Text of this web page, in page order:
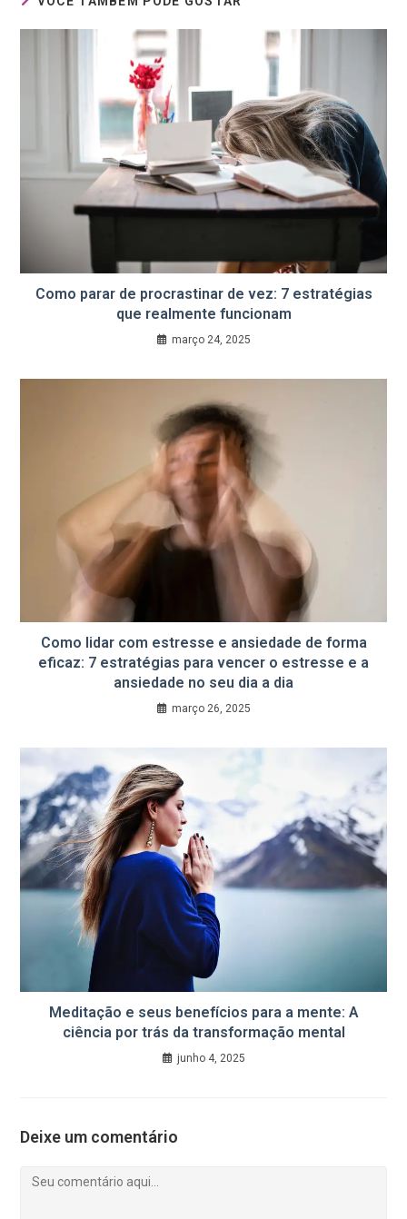
Como parar de procrastinar de vez: 7 estratégias
que realmente funcionam
março 24, 2025
Como lidar com estresse e ansiedade de forma
eficaz: 7 estratégias para vencer o estresse e a
ansiedade no seu dia a dia
março 26, 2025
Meditação e seus benefícios para a mente: A
ciência por trás da transformação mental
junho 4, 2025
Deixe um comentário